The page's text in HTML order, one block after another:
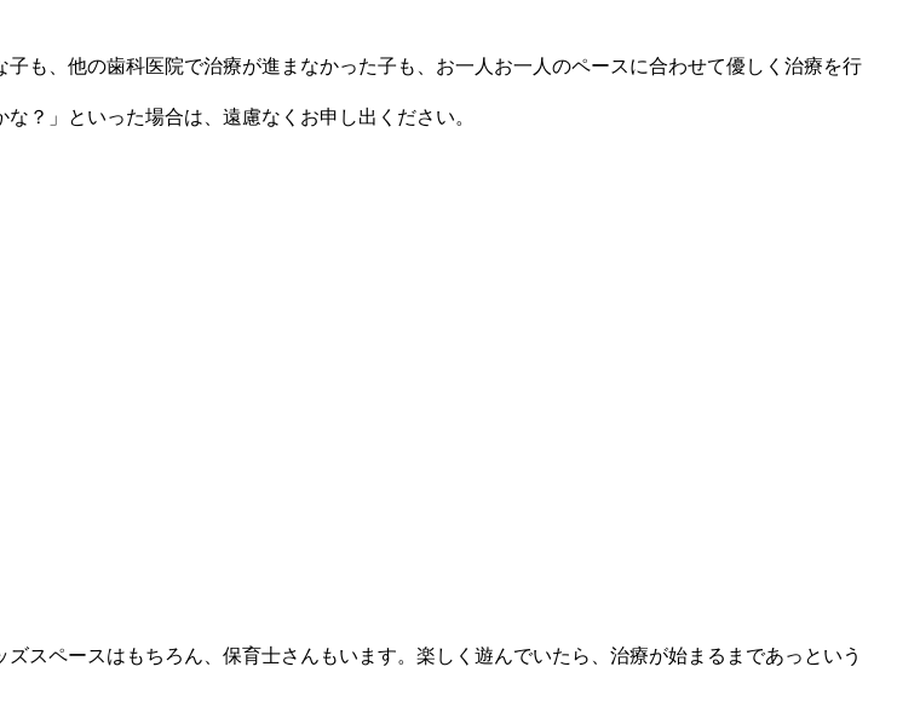
も、他の歯科医院で治療が進まなかった子も、お一人お一人のペースに合わせて優しく治療を行
？」といった場合は、遠慮なくお申し出ください。
スペースはもちろん、保育士さんもいます。楽しく遊んでいたら、治療が始まるまであっという